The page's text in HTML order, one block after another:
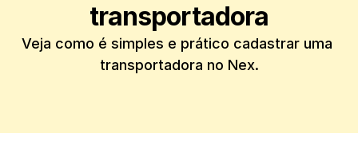
transportadora
Veja como é simples e prático cadastrar uma
transportadora no Nex.